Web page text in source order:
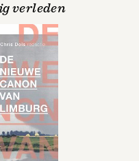
verleden